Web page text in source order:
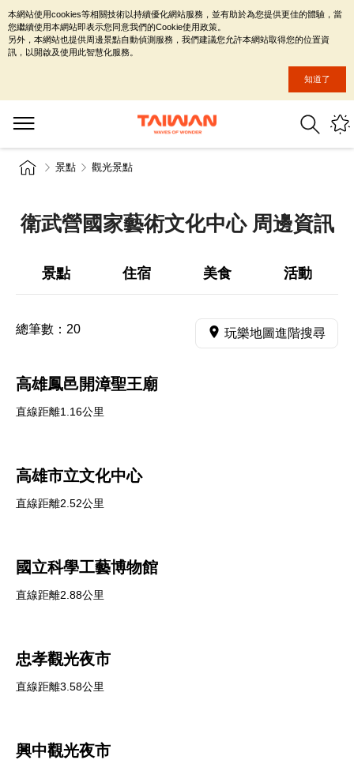
景點 觀光景點
衛武營國家藝術文化中心 周邊資訊
景點 住宿 美食 活動
總筆數： 20 玩樂地圖進階搜尋
高雄鳳邑開漳聖王廟
直線距離1.16公里
高雄市立文化中心
直線距離2.52公里
國立科學工藝博物館
直線距離2.88公里
忠孝觀光夜市
直線距離3.58公里
興中觀光夜市
本網站使用cookies等相關技術以持續優化網站服務，並有助於為您提供更佳的體驗，當
您繼續使用本網站即表示您同意我們的Cookie使用政策。
另外，本網站也提供周邊景點自動偵測服務，我們建議您允許本網站取得您的位置資
訊，以開啟及使用此智慧化服務。
知道了